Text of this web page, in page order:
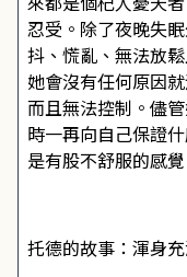
忍受。除了夜晚失
抖、慌亂、無法放
她會沒有任何原因
而且無法控制。儘
時一再向自己保證
是有股不舒服的感
托德的故事：渾身